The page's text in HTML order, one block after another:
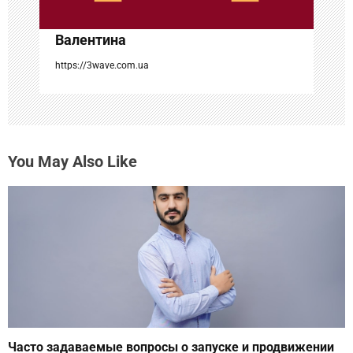
я
м
Валентина
https://3wave.com.ua
You May Also Like
Часто задаваемые вопросы о запуске и продвижении